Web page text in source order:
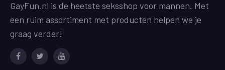
GayFun.nl is de heetste seksshop voor mannen. Met
een ruim assortiment met producten helpen we je
graag verder!